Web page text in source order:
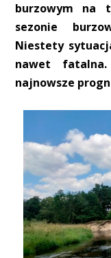
burzowym na
sezonie
Niestety
nawet
najnowsze